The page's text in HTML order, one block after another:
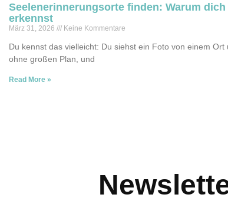
Seelenerinnerungsorte finden: Warum
erkennst
März 31, 2026 Keine Kommentare
Du kennst das vielleicht: Du siehst ein Foto von einem
ohne großen Plan, und
Read More »